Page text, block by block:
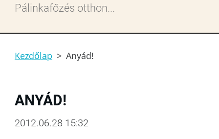
Pálinkafőzés otthon...
Kezdőlap > Anyád!
ANYÁD!
2012.06.28 15:32